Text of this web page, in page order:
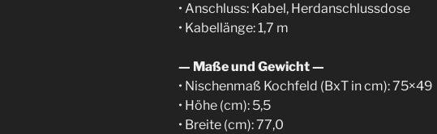
• Anschluss: Kabel, Herdanschlussdose
• Kabellänge: 1,7 m
— Maße und Gewicht —
• Nischenmaß Kochfeld (BxT in cm): 75×49
• Höhe (cm): 5,5
• Breite (cm): 77,0